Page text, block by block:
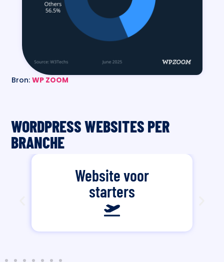
Bron:WP ZOOM
WORDPRESS WEBSITES PER
BRANCHE
Website voor
starters